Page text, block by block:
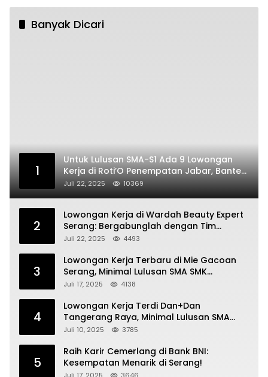
Banyak Dicari
1
Untuk Lulusan SMA-S1 Ada 9 Lowongan
Kerja di Roti’O Penempatan Jabar, Banten
dan Jakarta
Juli 22, 2025 10369
2
Lowongan Kerja di Wardah Beauty Expert
Serang: Bergabunglah dengan Tim
Kecantikan
Juli 22, 2025 4493
3
Lowongan Kerja Terbaru di Mie Gacoan
Serang, Minimal Lulusan SMA SMK
Sederajat
Juli 17, 2025 4138
4
Lowongan Kerja Terdi Dan+Dan
Tangerang Raya, Minimal Lulusan SMA
SMK
Juli 10, 2025 3785
5
Raih Karir Cemerlang di Bank BNI:
Kesempatan Menarik di Serang!
Juli 17, 2025 3646